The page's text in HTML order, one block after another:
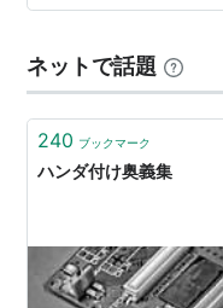
1mmアルミ線付けて
ちら↓https://t.co/
ネットで話題
240 ブックマーク
ハンダ付け奥義集